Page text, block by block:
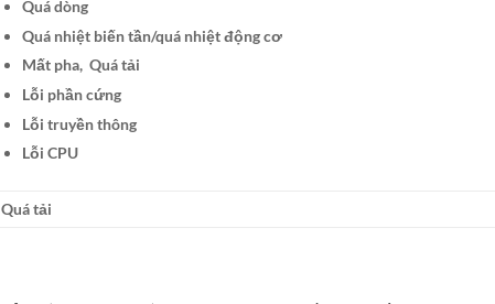
Quá dòng
Quá nhiệt biến tần/quá nhiệt động cơ
Mất pha, Quá tải
Lỗi phần cứng
Lỗi truyền thông
Lỗi CPU
Quá tải